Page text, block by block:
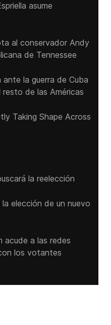
asume
al conservador Andy
de Tennessee
la guerra de Cuba
de las Américas
Taking Shape Across
la reelección
elección de un nuevo
acude a las redes
los votantes